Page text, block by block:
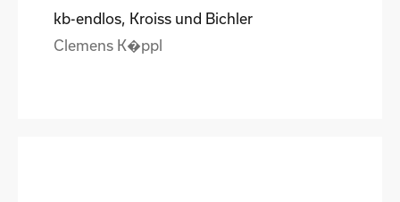
kb-endlos, Kroiss und Bichler
Clemens K�ppl